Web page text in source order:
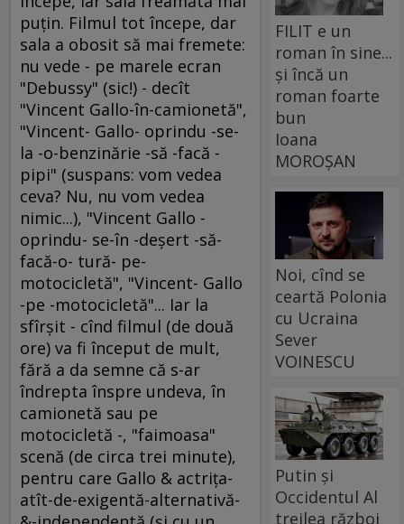
puţin. Filmul tot începe, dar
sala a obosit să mai fremete:
nu vede - pe marele ecran
"Debussy" (sic!) - decît
"Vincent Gallo-în-camionetă",
"Vincent- Gallo- oprindu -se-
la -o-benzinărie -să -facă -
pipi" (suspans: vom vedea
ceva? Nu, nu vom vedea
nimic...), "Vincent Gallo -
oprindu- se-în -deşert -să-
facă-o- tură- pe-
motocicletă", "Vincent- Gallo
-pe -motocicletă"... Iar la
sfîrşit - cînd filmul (de două
ore) va fi început de mult,
fără a da semne că s-ar
îndrepta înspre undeva, în
camionetă sau pe
motocicletă -, "faimoasa"
scenă (de circa trei minute),
pentru care Gallo & actriţa-
atît-de-exigentă-alternativă-
FILIT e un
roman în sine...
și încă un
roman foarte
bun
Ioana
MOROȘAN
Noi, cînd se
ceartă Polonia
cu Ucraina
Sever
VOINESCU
Putin și
Occidentul Al
treilea război